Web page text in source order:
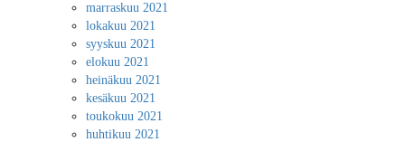
marraskuu 2021
lokakuu 2021
syyskuu 2021
elokuu 2021
heinäkuu 2021
kesäkuu 2021
toukokuu 2021
huhtikuu 2021